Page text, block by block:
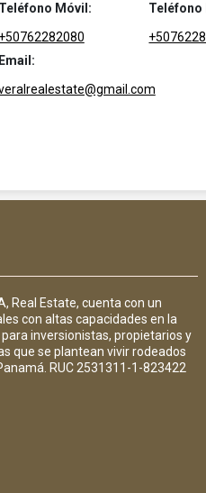
Teléfono Móvil:
+50762282080
Teléfono
Email:
Real Estate, cuenta con un
con altas capacidades en la
inversionistas, propietarios y
que se plantean vivir rodeados
RUC 2531311-1-823422